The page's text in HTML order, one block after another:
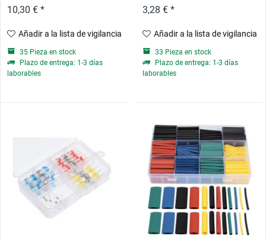
10,30 € *
Añadir a la lista de vigilancia
35 Pieza en stock
Plazo de entrega: 1-3 días
laborables
3,28 € *
Añadir a la lista de vigilancia
33 Pieza en stock
Plazo de entrega: 1-3 días
laborables